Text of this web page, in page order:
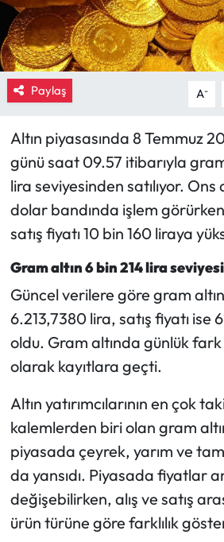
Paylaş A-
Altın piyasasında 8 Temmuz
günü saat 09.57 itibarıyla
lira seviyesinden satılıyor. Ons
dolar bandında işlem
satış fiyatı 10 bin 160 liraya
Gram altın 6 bin 214 lira
Güncel verilere göre gram
6.213,7380 lira, satış fiyatı ise
oldu. Gram altında günlük
olarak kayıtlara geçti.
Altın yatırımcılarının en çok
kalemlerden biri olan gram
piyasada çeyrek, yarım ve
da yansıdı. Piyasada fiyatlar
değişebilirken, alış ve satış
ürün türüne göre farklılık
İskilip Haberleri
Kargı Haberleri
Kimdir?
Kültür Sanat
Laçin Haberleri
Magazin
Mecitözü Haberleri
Oğuzlar Haberleri
Ortaköy Haberleri
Otomotiv
Resmi İlan
Resmi Reklam